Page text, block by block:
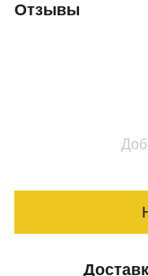
Отзывы